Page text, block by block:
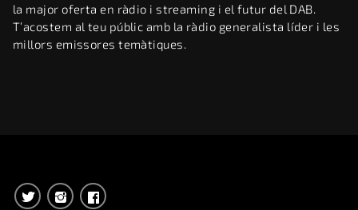
la major oferta en ràdio i streaming i el futur del DAB.
T’acostem al teu públic amb la ràdio generalista líder i les
millors emissores temàtiques.